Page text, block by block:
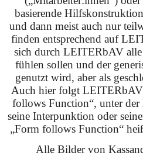
basierende
und dann meist auch nur
finden entsprechend auf
sich durch LEITERbAV alle
fühlen sollen und der
genutzt wird, aber als
Auch hier folgt LEITERbAV
follows Function“, unter
seine Interpunktion oder
„Form follows Function“
Alle Bilder von